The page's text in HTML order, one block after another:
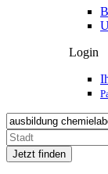
Login
Jetzt finden